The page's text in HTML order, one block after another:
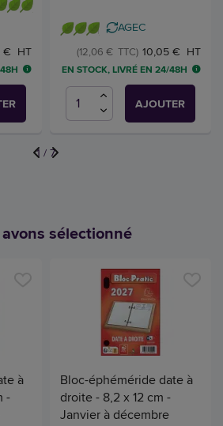
€ HT
AGEC
10,05 € HT
(12,06 € TTC)
EN STOCK, LIVRÉ EN 24/48H
AJOUTER
1 / 7
sélectionné
à
-
Bloc-éphéméride date à
droite - 8,2 x 12 cm -
Janvier à décembre